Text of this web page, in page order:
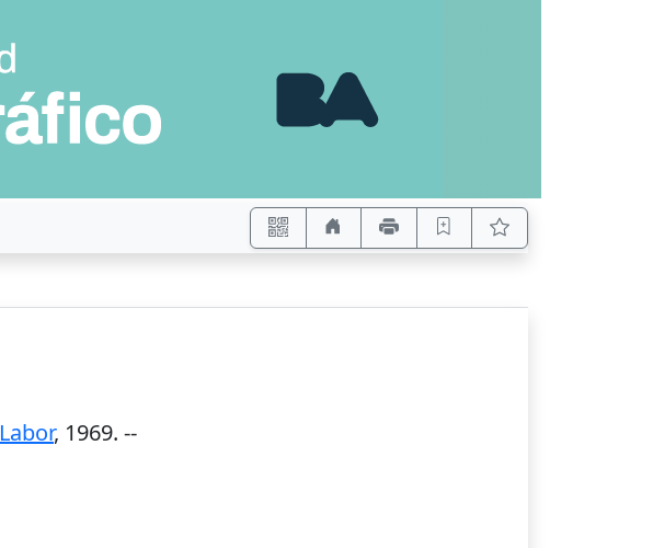
Labor, 1969. --